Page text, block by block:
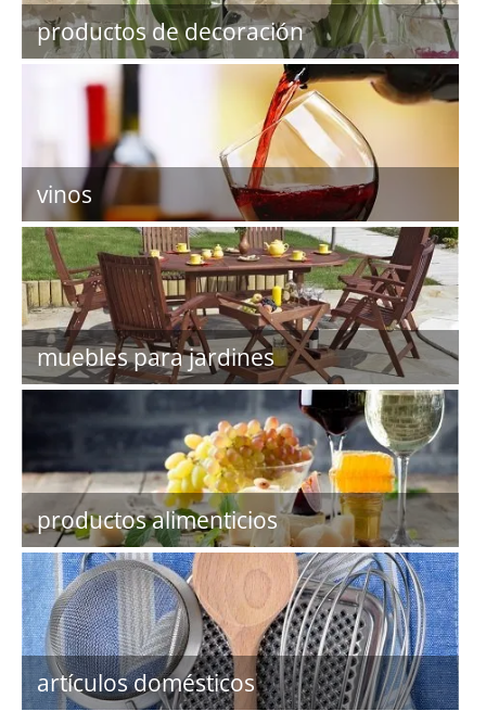
productos de decoración
vinos
muebles para jardines
productos alimenticios
artículos domésticos